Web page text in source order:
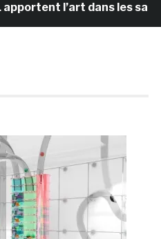
l’art dans les salles